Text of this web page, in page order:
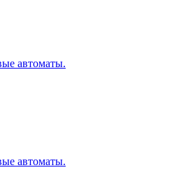
автоматы.
автоматы.